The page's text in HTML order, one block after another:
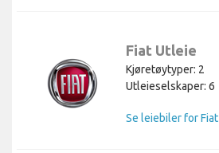
Fiat Utleie
Kjøretøytyper: 2
Utleieselskaper: 6
Se leiebiler for Fiat